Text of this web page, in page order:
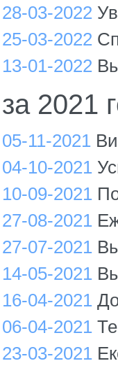
28-03-2022
25-03-2022
13-01-2022
за 2021
05-11-2021
04-10-2021
10-09-2021
27-08-2021
27-07-2021
14-05-2021
16-04-2021
06-04-2021
23-03-2021